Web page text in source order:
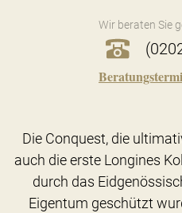
Wir beraten Sie
Die Conquest, die
auch die erste Longines
durch das
Eigentum geschützt